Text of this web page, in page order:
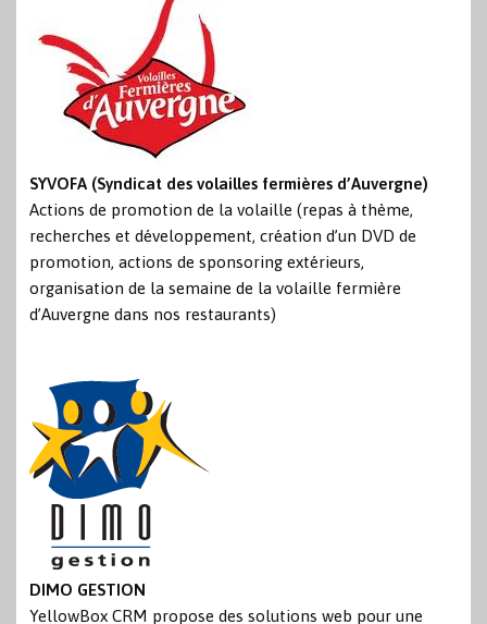
SYVOFA (Syndicat des volailles fermières d’Auvergne)
Actions de promotion de la volaille (repas à thème,
recherches et développement, création d’un DVD de
promotion, actions de sponsoring extérieurs,
organisation de la semaine de la volaille fermière
d’Auvergne dans nos restaurants)
DIMO GESTION
YellowBox CRM propose des solutions web pour une